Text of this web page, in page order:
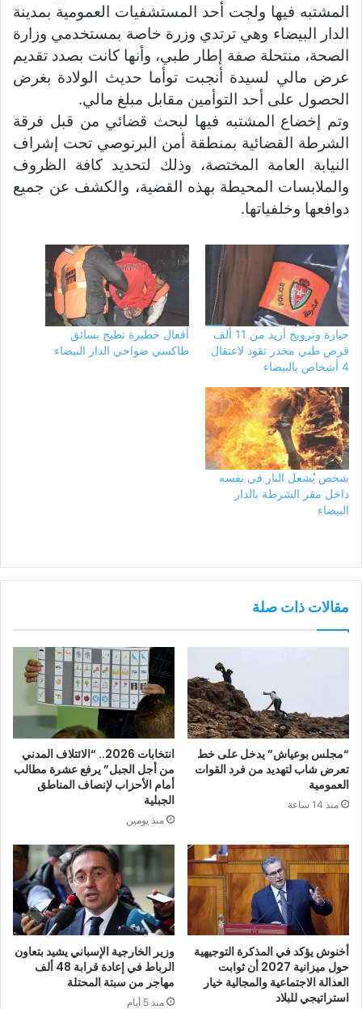
المشتبه فيها ولجت أحد المستشفيات العمومية بمدينة
الدار البيضاء وهي ترتدي وزرة خاصة بمستخدمي وزارة
الصحة، منتحلة صفة إطار طبي، وأنها كانت بصدد تقديم
عرض مالي لسيدة أنجبت توأما حديث الولادة بغرض
الحصول على أحد التوأمين مقابل مبلغ مالي.
وتم إخضاع المشتبه فيها لبحث قضائي من قبل فرقة
الشرطة القضائية بمنطقة أمن البرنوصي تحت إشراف
النيابة العامة المختصة، وذلك لتحديد كافة الظروف
والملابسات المحيطة بهذه القضية، والكشف عن جميع
دوافعها وخلفياتها.
حيازة وترويج أزيد من 11 ألف
قرص طبي مخدر تقود لاعتقال
4 أشخاص بالبيضاء
أفعال خطيرة تطيح بسائق
طاكسي ضواحي الدار البيضاء
شخص يُشعل النار في نفسه
داخل مقر الشرطة بالدار
البيضاء
مقالات ذات صلة
“مجلس بوعياش” يدخل على خط
تعرض شاب لتهديد من فرد القوات
العمومية
منذ 14 ساعة
انتخابات 2026.. “الائتلاف المدني
من أجل الجبل” يرفع عشرة مطالب
أمام الأحزاب لإنصاف المناطق
الجبلية
منذ يومين
أخنوش يؤكد في المذكرة التوجيهية
حول ميزانية 2027 أن ثوابت
العدالة الاجتماعية والمجالية خيار
استراتيجي للبلاد
وزير الخارجية الإسباني يشيد بتعاون
الرباط في إعادة قرابة 48 ألف
مهاجر من سبتة المحتلة
منذ 5 أيام